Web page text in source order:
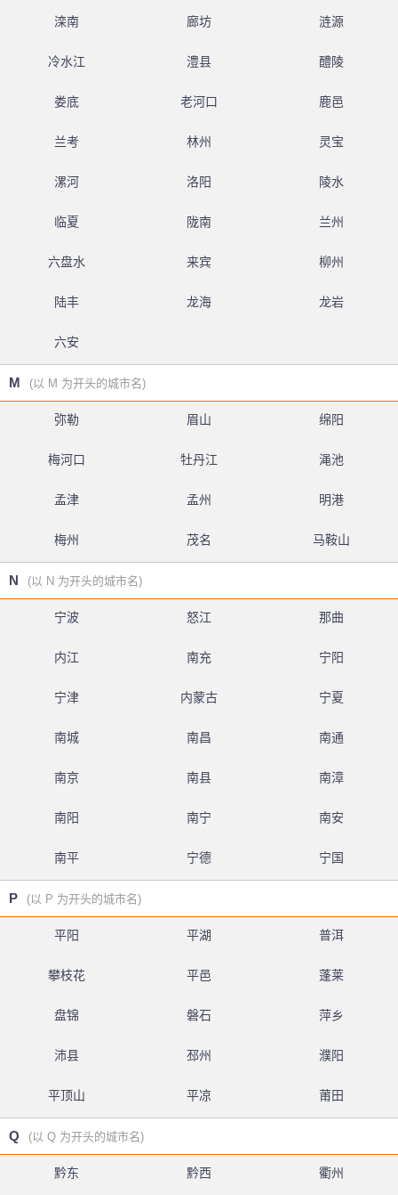
滦南 廊坊 涟源
冷水江 澧县 醴陵
娄底 老河口 鹿邑
兰考 林州 灵宝
漯河 洛阳 陵水
临夏 陇南 兰州
六盘水 来宾 柳州
陆丰 龙海 龙岩
六安
M (以 M 为开头的城市名)
弥勒 眉山 绵阳
梅河口 牡丹江 渑池
孟津 孟州 明港
梅州 茂名 马鞍山
N (以 N 为开头的城市名)
宁波 怒江 那曲
内江 南充 宁阳
宁津 内蒙古 宁夏
南城 南昌 南通
南京 南县 南漳
南阳 南宁 南安
南平 宁德 宁国
P (以 P 为开头的城市名)
平阳 平湖 普洱
攀枝花 平邑 蓬莱
盘锦 磐石 萍乡
沛县 邳州 濮阳
平顶山 平凉 莆田
Q (以 Q 为开头的城市名)
黔东 黔西 衢州